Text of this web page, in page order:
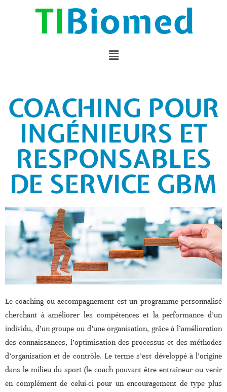
COACHING POUR
INGÉNIEURS ET
RESPONSABLES
DE SERVICE GBM
Le coaching ou accompagnement est un programme personnalisé
cherchant à améliorer les compétences et la performance d’un
individu, d’un groupe ou d’une organisation, grâce à l’amélioration
des connaissances, l’optimisation des processus et des méthodes
d’organisation et de contrôle. Le terme s’est développé à l’origine
dans le milieu du sport (le coach pouvant être entraîneur ou venir
en complément de celui-ci pour un encouragement de type plus